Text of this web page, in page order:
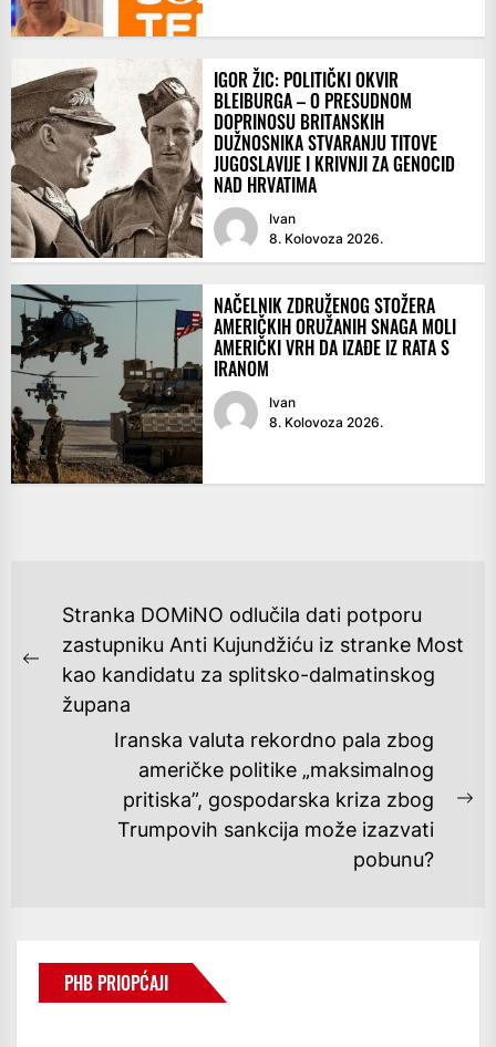
IGOR ŽIC: POLITIČKI OKVIR
BLEIBURGA – O PRESUDNOM
DOPRINOSU BRITANSKIH
DUŽNOSNIKA STVARANJU TITOVE
JUGOSLAVIJE I KRIVNJI ZA GENOCID
NAD HRVATIMA
Ivan
8. Kolovoza 2026.
NAČELNIK ZDRUŽENOG STOŽERA
AMERIČKIH ORUŽANIH SNAGA MOLI
AMERIČKI VRH DA IZAĐE IZ RATA S
IRANOM
Ivan
8. Kolovoza 2026.
NAVIGACIJA
OBJAVA
Previous
post:
Stranka DOMiNO odlučila dati potporu
zastupniku Anti Kujundžiću iz stranke Most
kao kandidatu za splitsko-dalmatinskog
župana
Iranska valuta rekordno pala zbog
američke politike „maksimalnog
pritiska”, gospodarska kriza zbog
Trumpovih sankcija može izazvati
pobunu?
PHB PRIOPĆAJI